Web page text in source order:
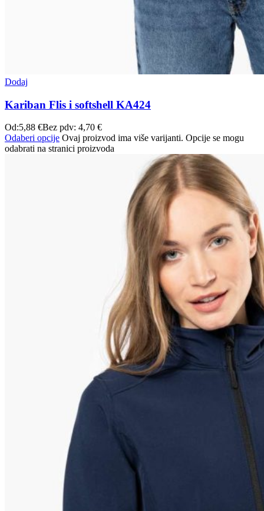
Dodaj
Kariban Flis i softshell KA424
Od:5,88 €Bez pdv: 4,70 €
Odaberi opcije Ovaj proizvod ima više varijanti. Opcije se mogu
odabrati na stranici proizvoda